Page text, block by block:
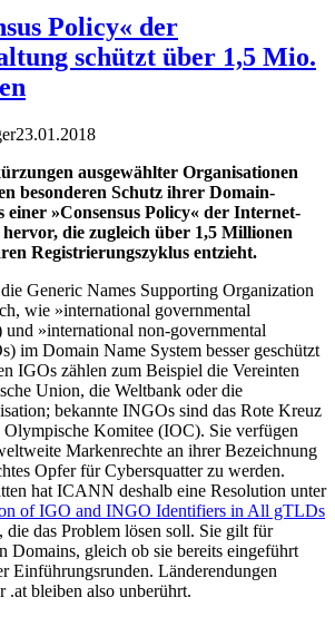
Policy« der
schützt über 1,5 Mio.
23.01.2018
ausgewählter Organisationen
besonderen Schutz ihrer Domain-
einer »Consensus Policy« der Internet-
die zugleich über 1,5 Millionen
Registrierungszyklus entzieht.
Generic Names Supporting Organization
wie »international governmental
»international non-governmental
im Domain Name System besser geschützt
IGOs zählen zum Beispiel die Vereinten
Union, die Weltbank oder die
bekannte INGOs sind das Rote Kreuz
Olympische Komitee (IOC). Sie verfügen
Markenrechte an ihrer Bezeichnung
Opfer für Cybersquatter zu werden.
hat ICANN deshalb eine Resolution unter
of IGO and INGO Identifiers in All gTLDs
die das Problem lösen soll. Sie gilt für
Domains, gleich ob sie bereits eingeführt
Einführungsrunden. Länderendungen
bleiben also unberührt.